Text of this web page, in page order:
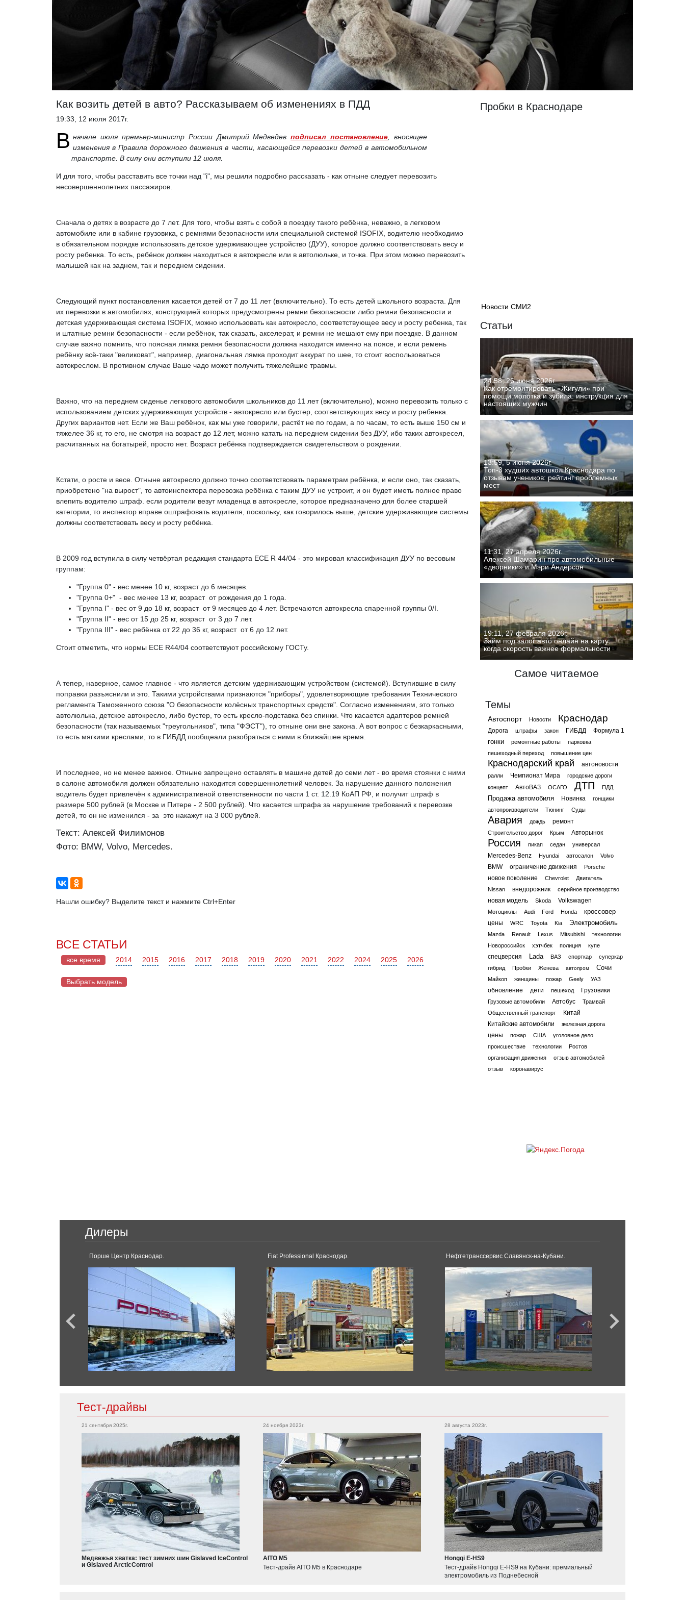
Как возить детей в авто? Рассказываем об изменениях в ПДД
19:33, 12 июля 2017г.
В начале июля премьер-министр России Дмитрий Медведевподписал постановление , вносящее
изменения в Правила дорожного движения в части, касающейся перевозки детей в автомобильном
транспорте. В силу они вступили 12 июля.
И для того, чтобы расставить все точки над "i", мы решили подробно рассказать - как отныне следует перевозить
несовершеннолетних пассажиров.
Сначала о детях в возрасте до 7 лет. Для того, чтобы взять с собой в поездку такого ребёнка, неважно, в легковом
автомобиле или в кабине грузовика, с ремнями безопасности или специальной системой ISOFIX, водителю необходимо
в обязательном порядке использовать детское удерживающее устройство (ДУУ), которое должно соответствовать весу и
росту ребенка. То есть, ребёнок должен находиться в автокресле или в автолюльке, и точка. При этом можно перевозить
малышей как на заднем, так и переднем сидении.
Следующий пункт постановления касается детей от 7 до 11 лет (включительно). То есть детей школьного возраста. Для
их перевозки в автомобилях, конструкцией которых предусмотрены ремни безопасности либо ремни безопасности и
детская удерживающая система ISOFIX, можно использовать как автокресло, соответствующее весу и росту ребенка, так
и штатные ремни безопасности - если ребёнок, так сказать, акселерат, и ремни не мешают ему при поездке. В данном
случае важно помнить, что поясная лямка ремня безопасности должна находится именно на поясе, и если ремень
ребёнку всё-таки "великоват", например, диагональная лямка проходит аккурат по шее, то стоит воспользоваться
автокреслом. В противном случае Ваше чадо может получить тяжелейшие травмы.
Важно, что на переднем сиденье легкового автомобиля школьников до 11 лет (включительно), можно перевозить только с
использованием детских удерживающих устройств - автокресло или бустер, соответствующих весу и росту ребенка.
Других вариантов нет. Если же Ваш ребёнок, как мы уже говорили, растёт не по годам, а по часам, то есть выше 150 см и
тяжелее 36 кг, то его, не смотря на возраст до 12 лет, можно катать на переднем сидении без ДУУ, ибо таких автокресел,
расчитанных на богатырей, просто нет. Возраст ребёнка подтверждается свидетельством о рождении.
Кстати, о росте и весе. Отныне автокресло должно точно соответствовать параметрам ребёнка, и если оно, так сказать,
приобретено "на вырост", то автоинспектора перевозка ребёнка с таким ДУУ не устроит, и он будет иметь полное право
влепить водителю штраф. если родители везут младенца в автокресле, которое предназначено для более старшей
категории, то инспектор вправе оштрафовать водителя, поскольку, как говорилось выше, детские удерживающие системы
должны соответствовать весу и росту ребёнка.
В 2009 год вступила в силу четвёртая редакция стандарта ECE R 44/04 - это мировая классификация ДУУ по весовым
группам:
"Группа 0" - вес менее 10 кг, возраст до 6 месяцев.
"Группа 0+" - вес менее 13 кг, возраст от рождения до 1 года.
"Группа I" - вес от 9 до 18 кг, возраст от 9 месяцев до 4 лет. Встречаются автокресла спаренной группы 0/I.
"Группа II" - вес от 15 до 25 кг, возраст от 3 до 7 лет.
"Группа III" - вес ребёнка от 22 до 36 кг, возраст от 6 до 12 лет.
Стоит отметить, что нормы ECE R44/04 соответствуют российскому ГОСТу.
А тепер, наверное, самое главное - что является детским удерживающим устройством (системой). Вступившие в силу
поправки разъяснили и это. Такими устройствами признаются "приборы", удовлетворяющие требования Технического
регламента Таможенного союза "О безопасности колёсных транспортных средств". Согласно изменениям, это только
автолюлька, детское автокресло, либо бустер, то есть кресло-подставка без спинки. Что касается адаптеров ремней
безопасности (так называемых "треугольников", типа "ФЭСТ"), то отныне они вне закона. А вот вопрос с безкаркасными,
то есть мягкими креслами, то в ГИБДД пообщеали разобраться с ними в ближайшее время.
И последнее, но не менее важное. Отныне запрещено оставлять в машине детей до семи лет - во время стоянки с ними
в салоне автомобиля должен обязательно находится совершеннолетний человек. За нарушение данного положения
водитель будет привлечён к административной ответственности по части 1 ст. 12.19 КоАП РФ, и получит штраф в
размере 500 рублей (в Москве и Питере - 2 500 рублей). Что касается штрафа за нарушение требований к перевозке
детей, то он не изменился - за это накажут на 3 000 рублей.
Текст: Алексей Филимонов
Фото: BMW, Volvo, Mercedes.
Нашли ошибку? Выделите текст и нажмите Ctrl+Enter
ВСЕ СТАТЬИ
все время 2014 2015 2016 2017 2018 2019 2020 2021 2022 2024 2025 2026
Выбрать модель
Citroen
Tourneo Connect
ПОБЕДА
ГАЗель Next
Honda
X70
Mazda
CX-5
Mini
Cooper S
Mitsubishi
L200
Outlander
Subaru
Legacy
XV
Toyota
Corolla
Volvo
S80
Rolls-Royce
Cullinan
Phantom
8332
Bugatti
Divo
Пробки в Краснодаре
Новости СМИ2
Статьи
24:58, 26 июня 2026г.
Как отремонтировать «Жигули» при
помощи молотка и зубила: инструкция для
настоящих мужчин
13:59, 5 июня 2026г.
Топ-3 худших автошкол Краснодара по
отзывам учеников: рейтинг проблемных
мест
11:31, 27 апреля 2026г.
Алексей Шамарин про автомобильные
«дворники» и Мэри Андерсон
19:11, 27 февраля 2026г.
Займ под залог авто онлайн на карту:
когда скорость важнее формальности
Самое читаемое
Темы
Автоспорт Новости Краснодар
Дорога штрафы закон ГИБДД Формула 1
гонки ремонтные работы
парковка
пешеходный переход
повышение цен
Краснодарский край автоновости
ралли Чемпионат Мира
городские дороги
концепт
АвтоВАЗ ОСАГО ДТП ПДД
Продажа автомобиля Новинка
гонщики
автопроизводители
Тюнинг Суды
Авария дождь ремонт
Строительство дорог Крым Авторынок
Россия пикап седан универсал
Mercedes-Benz Hyundai автосалон Volvo
BMW ограничение движения Porsche
новое поколение Chevrolet
Двигатель
Nissan
внедорожник серийное производство
новая модель Skoda Volkswagen
Мотоциклы Audi Ford Honda кроссовер
цены WRC Toyota Kia Электромобиль
Mazda Renault Lexus Mitsubishi
технологии
Новороссийск
хэтчбек полиция купе
спецверсия Lada ВАЗ спорткар
суперкар
гибрид
Пробки Женева автопром Сочи
Майкоп женщины пожар Geely УАЗ
обновление дети пешеход Грузовики
Грузовые автомобили Автобус
Трамвай
Общественный транспорт
Китай
Китайские автомобили
железная дорога
цены пожар США
уголовное дело
происшествие
технологии
Ростов
организация движения
отзыв автомобилей
отзыв
коронавирус
Дилеры
Порше Центр Краснодар. Fiat Professional Краснодар. Нефтетранссервис Славянск-на-Кубани.
Тест-драйвы
21 сентября 2025г.
Медвежья хватка: тест зимних шин Gislaved IceControl
и Gislaved ArcticControl
24 ноября 2023г.
AITO M5
Тест-драйв AITO M5 в Краснодаре
28 августа 2023г.
Hongqi E-HS9
Тест-драйв Hongqi E-HS9 на Кубани: премиальный
электромобиль из Поднебесной